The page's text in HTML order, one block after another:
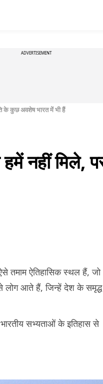
ADVERTISEMENT
के कुछ अवशेष भारत में भी हैं
हमें नहीं
ऐसे तमाम ऐतिहासिक स्थल हैं,
लोग आते हैं, जिन्हें देश के समृद्ध
सभ्यताओं के इतिहास से